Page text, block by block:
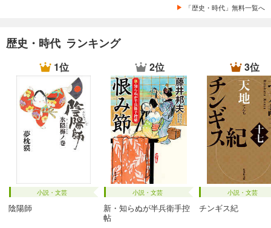
「歴史・時代」無料一覧へ
歴史・時代 ランキング
1位
小説・文芸
陰陽師
2位
小説・文芸
新・知らぬが半兵衛手控
帖
3位
小説・文芸
チンギス紀